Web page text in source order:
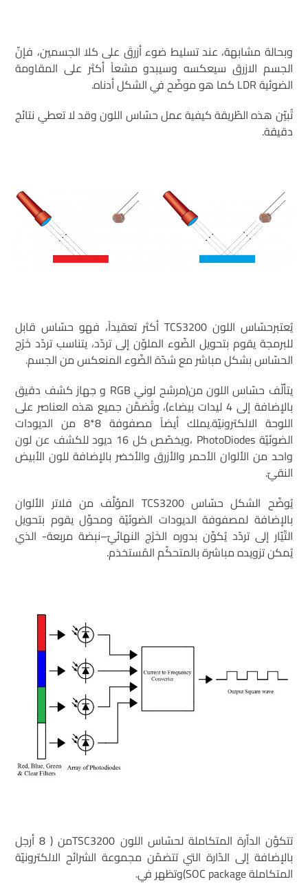
وبحالة مشابهة، عند تسليط ضوء أزرقَ على كلا الجسمين، فإنّ
الجسم الازرق سيعكسه وسيبدو مشعاً أكثر على المقاومة
الضوئية LDR كما هو موضّح في الشكل أدناه.
تُبيّن هذه الطّريقة كيفية عمل حسّاس اللون وقد لا تعطي نتائجَ
دقيقة.
يُعتبرحسّاس اللون TCS3200 أكثر تعقيداً، فهو حسّاس قابل
للبرمجة يقوم بتحويل الضّوء الملوّن إلى تردّد، يتناسب تردّد خَرْج
الحسّاس بشكل مباشر مع شدّة الضّوء المنعكس من الجسم.
يتألّف حسّاس اللون من(مرشح لوني RGB و جهاز كشف دقيق
بالإضافة إلى 4 ليدات بيضاء)، وتُضمَّن جميع هذه العناصر على
اللوحة الالكترونيّة.يملك أيضاً مصفوفة 8*8 من الديودات
الضوئيّة PhotoDiodes ،ويخصّص كل 16 ديود للكشف عن لون
واحد من الألوان الأحمر والأزرق والأخضر بالإضافة للون الأبيض
النقيّ.
يُوضّح الشكل حسّاس TCS3200 المؤلَّف من فلاتر الألوان
بالإضافة لمصفوفة الديودات الضوئيّة ومحوِّل يقوم بتحويل
التّيّار إلى تردّد يُكوِّن بدوره الخَرْج النهائيّ–نبضة مربعة- الذي
يُمكن تزويده مباشرة بالمتحكّم المُستخدَم.
تتكوَّن الداّرة المتكاملة لحسّاس اللون TSC3200من ( 8 أرجل
بالإضافة إلى الدّارة التي تتضمّن مجموعة الشرائح الالكترونيّة
المتكاملة SOC package)وتظهر في.